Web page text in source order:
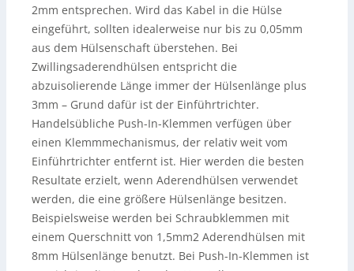
2mm entsprechen. Wird das Kabel in die Hülse
eingeführt, sollten idealerweise nur bis zu 0,05mm
aus dem Hülsenschaft überstehen. Bei
Zwillingsaderendhülsen entspricht die
abzuisolierende Länge immer der Hülsenlänge plus
3mm – Grund dafür ist der Einführtrichter.
Handelsübliche Push-In-Klemmen verfügen über
einen Klemmmechanismus, der relativ weit vom
Einführtrichter entfernt ist. Hier werden die besten
Resultate erzielt, wenn Aderendhülsen verwendet
werden, die eine größere Hülsenlänge besitzen.
Beispielsweise werden bei Schraubklemmen mit
einem Querschnitt von 1,5mm2 Aderendhülsen mit
8mm Hülsenlänge benutzt. Bei Push-In-Klemmen ist